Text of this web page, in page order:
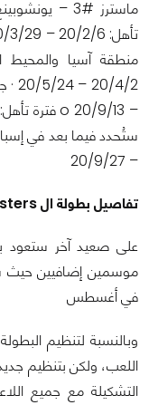
– 20/9/27
تفاصيل بطولة ال GrandMasters !
موسمين إضافيين حيث
في أغسطس
وبالنسبة لتنظيم
اللعب، ولكن بتنظيم